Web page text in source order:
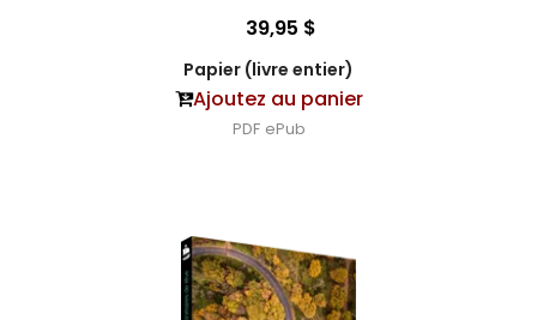
39,95 $
Papier (livre entier)
Ajoutez au panier
PDF ePub